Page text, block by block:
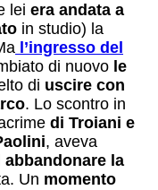
lei era andata a
in studio) la
l’ingresso del
di nuovo le
di uscire con
. Lo scontro in
di Troiani e
, aveva
abbandonare la
Un momento